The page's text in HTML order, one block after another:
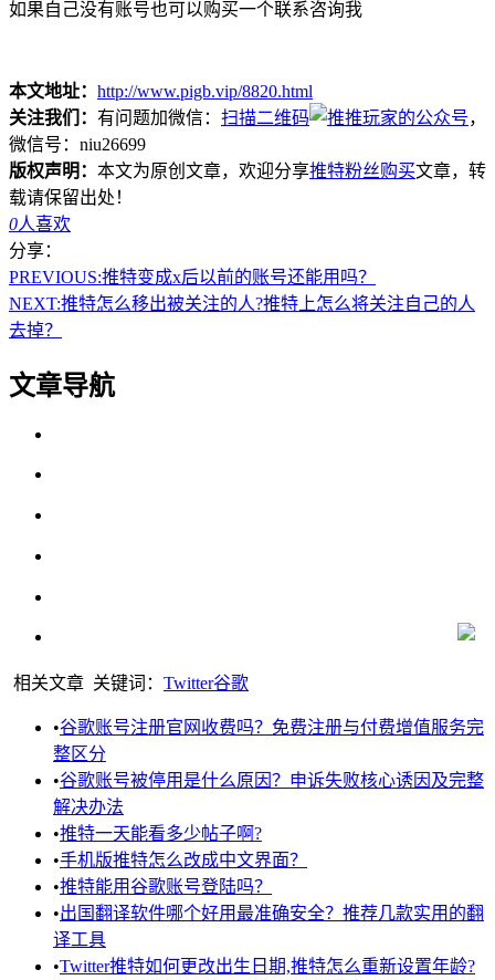
如果自己没有账号也可以购买一个联系咨询我
本文地址： http://www.pigb.vip/8820.html
关注我们： 有问题加微信： 扫描二维码
，
微信号：niu26699
版权声明： 本文为原创文章，欢迎分享推特粉丝购买文章，转
载请保留出处！
0人喜欢
分享：
PREVIOUS:推特变成x后以前的账号还能用吗？
NEXT:推特怎么移出被关注的人?推特上怎么将关注自己的人
去掉？
文章导航
相关文章 关键词： Twitter谷歌
•谷歌账号注册官网收费吗？免费注册与付费增值服务完
整区分
•谷歌账号被停用是什么原因？申诉失败核心诱因及完整
解决办法
•推特一天能看多少帖子啊?
•手机版推特怎么改成中文界面？
•推特能用谷歌账号登陆吗？
•出国翻译软件哪个好用最准确安全？推荐几款实用的翻
译工具
•Twitter推特如何更改出生日期,推特怎么重新设置年龄?